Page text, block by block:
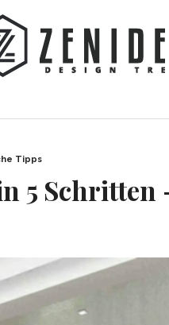
Tipps
5